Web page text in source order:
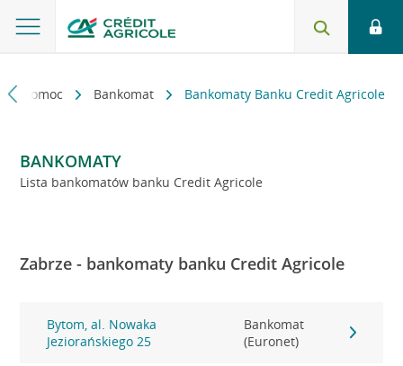
i pomoc Bankomat Bankomaty Banku Credit Agricole
BANKOMATY
Lista bankomatów banku Credit Agricole
Zabrze - bankomaty banku Credit Agricole
Bytom, al. Nowaka
Jeziorańskiego 25
Bankomat
(Euronet)